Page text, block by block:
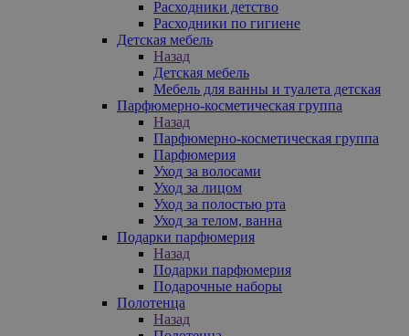
Расходники детство
Расходники по гигиене
Детская мебель
Назад
Детская мебель
Мебель для ванны и туалета детская
Парфюмерно-косметическая группа
Назад
Парфюмерно-косметическая группа
Парфюмерия
Уход за волосами
Уход за лицом
Уход за полостью рта
Уход за телом, ванна
Подарки парфюмерия
Назад
Подарки парфюмерия
Подарочные наборы
Полотенца
Назад